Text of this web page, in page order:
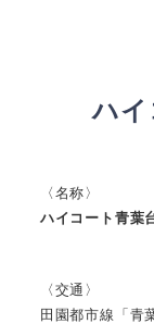
ハイ
〈名称〉
ハイコート青葉
〈交通〉
田園都市線「青